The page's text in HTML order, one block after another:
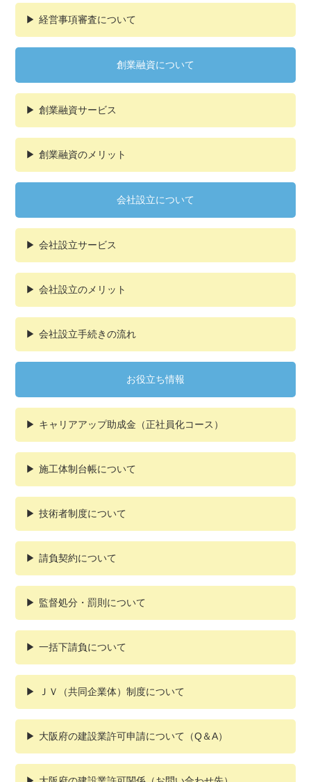
経営事項審査について
創業融資について
創業融資サービス
創業融資のメリット
会社設立について
会社設立サービス
会社設立のメリット
会社設立手続きの流れ
お役立ち情報
キャリアアップ助成金（正社員化コース）
施工体制台帳について
技術者制度について
請負契約について
監督処分・罰則について
一括下請負について
ＪＶ（共同企業体）制度について
大阪府の建設業許可申請について（Q＆A）